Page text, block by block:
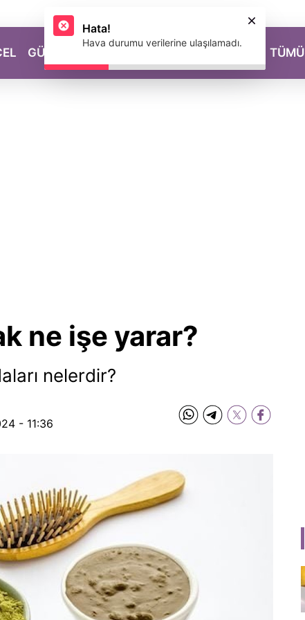
GÜZELLİK MAGAZİN TÜMÜ
ne işe yarar?
nelerdir?
- 11:36
Hata!
Hava durumu verilerine ulaşılamadı.